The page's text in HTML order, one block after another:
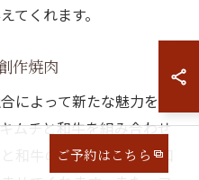
てくれます。
作焼肉
によって新たな魅力を発
ムチと和牛を組み合わせ
和牛の旨味が絶妙に調和
ご予約はこちら